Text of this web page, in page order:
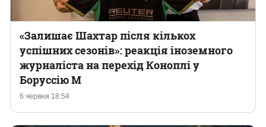
6 червня 18:54
«Залишає Шахтар після кількох
успішних сезонів»: реакція іноземного
журналіста на перехід Коноплі у
Боруссію М